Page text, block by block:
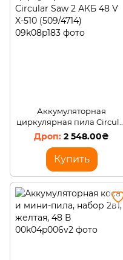
Аккумуляторная
циркулярная пила Circular
Saw 2 АКБ 48 V X-510
2 548.00₴
Купить